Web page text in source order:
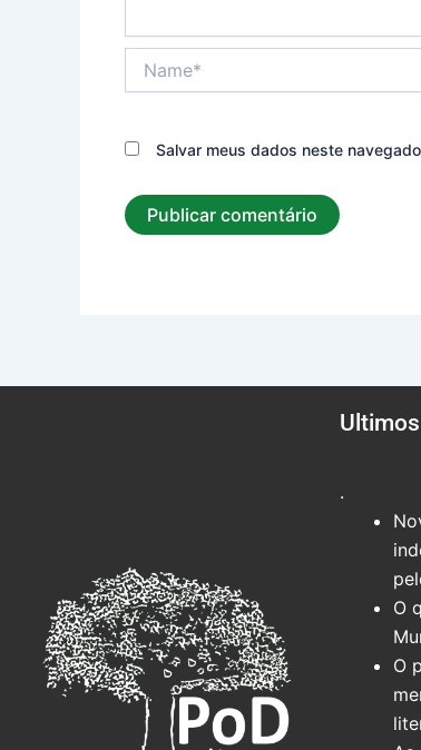
Salvar meus dados neste
.
O
O